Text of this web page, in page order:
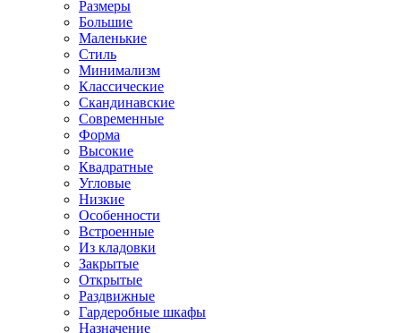
Размеры
Большие
Маленькие
Стиль
Минимализм
Классические
Скандинавские
Современные
Форма
Высокие
Квадратные
Угловые
Низкие
Особенности
Встроенные
Из кладовки
Закрытые
Открытые
Раздвижные
Гардеробные шкафы
Назначение